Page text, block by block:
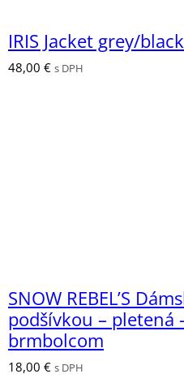
IRIS Jacket grey/
48,00 € s DPH
SNOW REBEL’S
podšívkou – pletená
brmbolcom
18,00 € s DPH